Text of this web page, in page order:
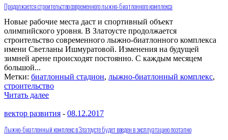
Продолжается строительство современного лыжно-биатлонного комплекса
Новые рабочие места даст и спортивный объект
олимпийского уровня. В Златоусте продолжается
строительство современного лыжно-биатлонного комплекса
имени Светланы Ишмуратовой. Изменения на будущей
зимней арене происходят постоянно. С каждым месяцем
большой...
Метки: биатлонный стадион, лыжно-биатлонный комплекс,
строительство
Читать далее
вектор развития - 08.12.2017
Лыжно-биатлонный комплекс в Златоусте будет введен в эксплуатацию поэтапно